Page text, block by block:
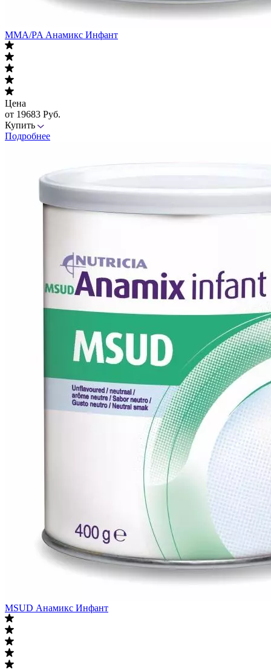
MMA/PA Анамикс Инфант
Цена
от 19683 Руб.
Купить
Подробнее
MSUD Анамикс Инфант